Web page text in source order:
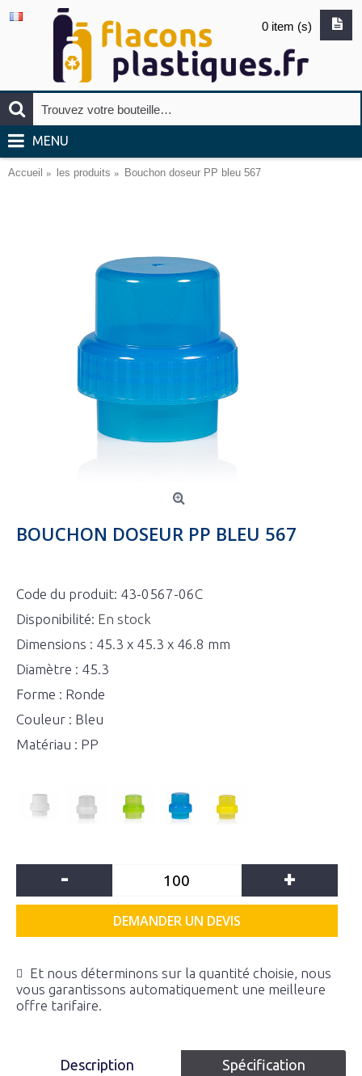
0 item (s)
MENU
Accueil les produits Bouchon doseur PP bleu 567
BOUCHON DOSEUR PP BLEU 567
Code du produit: 43-0567-06C
Disponibilité: En stock
Dimensions : 45.3 x 45.3 x 46.8 mm
Diamètre : 45.3
Forme : Ronde
Couleur : Bleu
Matériau : PP
- +
DEMANDER UN DEVIS
Et nous déterminons sur la quantité choisie, nous
vous garantissons automatiquement une meilleure
offre tarifaire.
Description Spécification